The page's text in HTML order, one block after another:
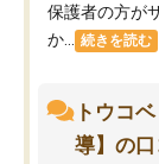
保護者の方が
か...
続きを読む
トウコ
導】の